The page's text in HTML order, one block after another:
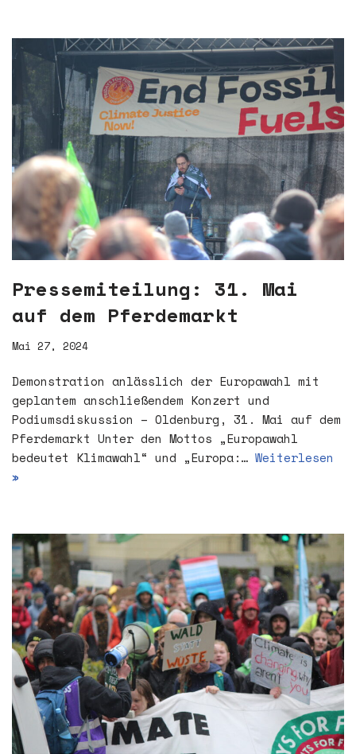
Pressemiteilung: 31. Mai
auf dem Pferdemarkt
Mai 27, 2024
Demonstration anlässlich der Europawahl mit
geplantem anschließendem Konzert und
Podiumsdiskussion – Oldenburg, 31. Mai auf dem
Pferdemarkt Unter den Mottos „Europawahl
bedeutet Klimawahl“ und „Europa:… Weiterlesen
»